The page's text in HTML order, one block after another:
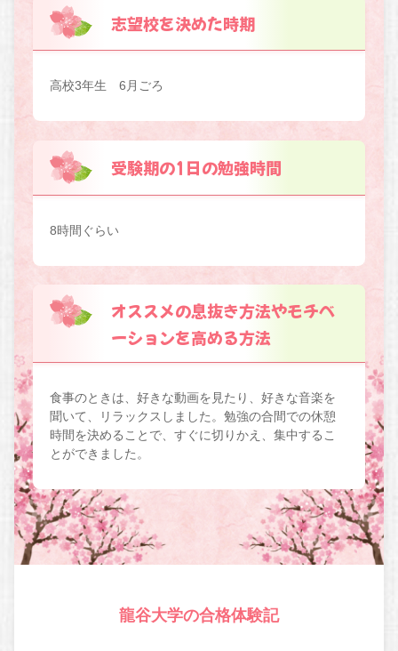
志望校を決めた時期
高校3年生 6月ごろ
受験期の1日の勉強時間
8時間ぐらい
オススメの息抜き方法やモチベ
ーションを高める方法
食事のときは、好きな動画を見たり、好きな音楽を
聞いて、リラックスしました。勉強の合間での休憩
時間を決めることで、すぐに切りかえ、集中するこ
とができました。
龍谷大学の合格体験記